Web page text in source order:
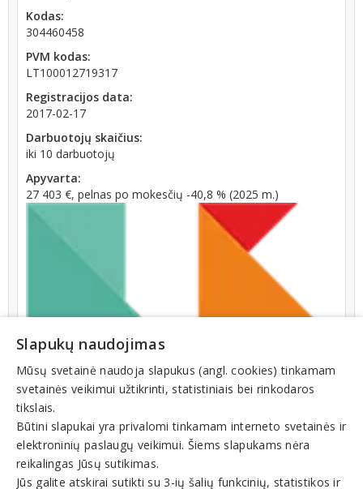
Kodas:
304460458
PVM kodas:
LT100012719317
Registracijos data:
2017-02-17
Darbuotojų skaičius:
iki 10 darbuotojų
Apyvarta:
27 403 €, pelnas po mokesčių -40,8 % (2025 m.)
Slapukų naudojimas
Mūsų svetainė naudoja slapukus (angl. cookies) tinkamam
svetainės veikimui užtikrinti, statistiniais bei rinkodaros
tikslais.
Būtini slapukai yra privalomi tinkamam interneto svetainės ir
elektroninių paslaugų veikimui. Šiems slapukams nėra
reikalingas Jūsų sutikimas.
Jūs galite atskirai sutikti su 3-ių šalių funkcinių, statistikos ir